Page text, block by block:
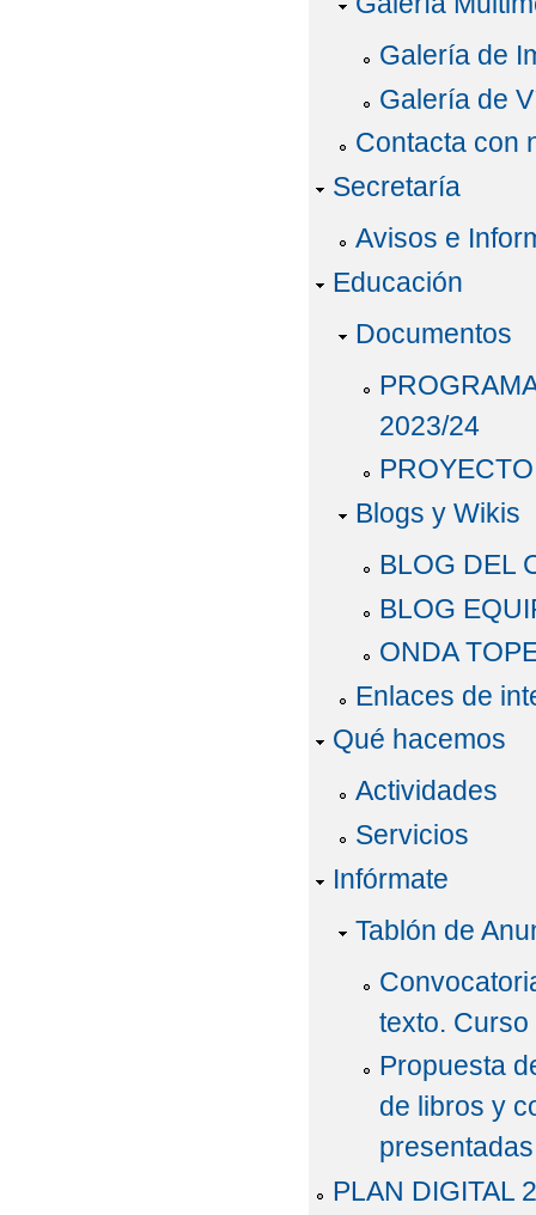
EVALUACIÓN DEL
EVALUACIÓN DEL
INFORME FINAL
INSTRUCCIONES
LIBROS DE TEXTO
LIBROS DE TEXTO
LISTA DE LIBROS
NORMAS DE
PLAN DE
PLAN DE LECTURA.
PLAN DE ÉXITO
PLAN DIGITAL DE
PROGRAMACIONES
PROYECTO DE
PROPUESTA DE
Galería de
Galería de
Contacta con
Secretaría
Avisos e
Educación
Documentos
2023/24
Blogs y Wikis
BLOG DEL
BLOG
ONDA
Enlaces de
Qué hacemos
Actividades
Servicios
Infórmate
Tablón de
texto.
Propuesta
de libros y
PLAN DIGITAL